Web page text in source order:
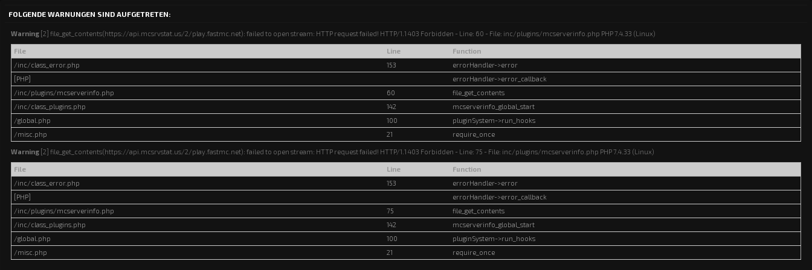
FOLGENDE WARNUNGEN SIND AUFGETRETEN:
Warning [2] file_get_contents(https://api.mcsrvstat.us/2/play.fastmc.net): failed to open stream: HTTP request failed! HTTP/1.1 403 Forbidden - Line: 60 - File: inc/plugins/mcserverinfo.php PHP 7.4.33 (Linux)
File Line
Function
/inc/class_error.php
153
errorHandler->error
[PHP]
errorHandler->error_callback
/inc/plugins/mcserverinfo.php
60
file_get_contents
/inc/class_plugins.php
142
mcserverinfo_global_start
/global.php
100
pluginSystem->run_hooks
/misc.php
21 require_once
Warning [2] file_get_contents(https://api.mcsrvstat.us/2/play.fastmc.net): failed to open stream: HTTP request failed! HTTP/1.1 403 Forbidden - Line: 75 - File: inc/plugins/mcserverinfo.php PHP 7.4.33 (Linux)
File Line
Function
/inc/class_error.php
153
errorHandler->error
[PHP]
errorHandler->error_callback
/inc/plugins/mcserverinfo.php
75
file_get_contents
/inc/class_plugins.php
142
mcserverinfo_global_start
/global.php
100
pluginSystem->run_hooks
/misc.php
21 require_once